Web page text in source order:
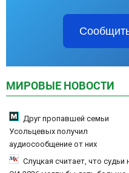
МИРОВЫЕ НОВОСТИ
Друг пропавшей семьи
Усольцевых получил
аудиосообщение от них
Слуцкая считает, что судьи